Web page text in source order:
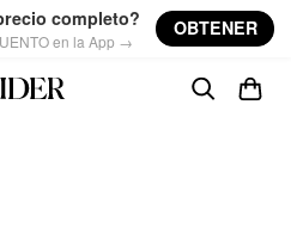
completo?
en la App →
OBTENER